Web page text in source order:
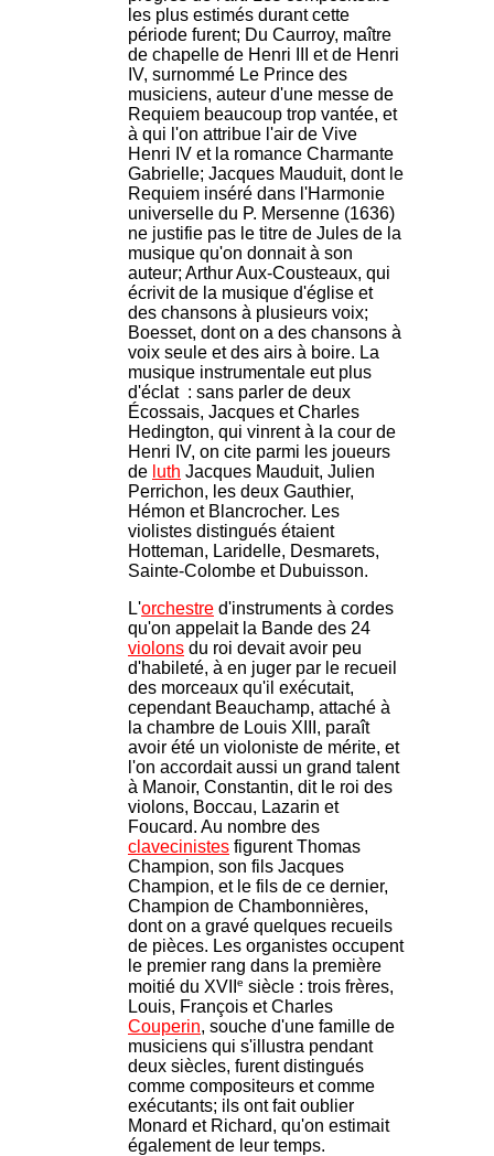
les plus estimés durant cette
période furent; Du Caurroy, maître
de chapelle de Henri III et de Henri
IV, surnommé Le Prince des
musiciens, auteur d'une messe de
Requiem beaucoup trop vantée, et
à qui l'on attribue l'air de Vive
Henri IV et la romance Charmante
Gabrielle; Jacques Mauduit, dont le
Requiem inséré dans l'Harmonie
universelle du P. Mersenne (1636)
ne justifie pas le titre de Jules de la
musique qu'on donnait à son
auteur; Arthur Aux-Cousteaux, qui
écrivit de la musique d'église et
des chansons à plusieurs voix;
Boesset, dont on a des chansons à
voix seule et des airs à boire. La
musique instrumentale eut plus
d'éclat : sans parler de deux
Écossais, Jacques et Charles
Hedington, qui vinrent à la cour de
Henri IV, on cite parmi les joueurs
de luth Jacques Mauduit, Julien
Perrichon, les deux Gauthier,
Hémon et Blancrocher. Les
violistes distingués étaient
Hotteman, Laridelle, Desmarets,
Sainte-Colombe et Dubuisson.
L'orchestre d'instruments à cordes
qu'on appelait la Bande des 24
violons du roi devait avoir peu
d'habileté, à en juger par le recueil
des morceaux qu'il exécutait,
cependant Beauchamp, attaché à
la chambre de Louis XIII, paraît
avoir été un violoniste de mérite, et
l'on accordait aussi un grand talent
à Manoir, Constantin, dit le roi des
violons, Boccau, Lazarin et
Foucard. Au nombre des
clavecinistes figurent Thomas
Champion, son fils Jacques
Champion, et le fils de ce dernier,
Champion de Chambonnières,
dont on a gravé quelques recueils
de pièces. Les organistes occupent
le premier rang dans la première
moitié du XVII
e siècle : trois frères,
Louis, François et Charles
Couperin, souche d'une famille de
musiciens qui s'illustra pendant
deux siècles, furent distingués
comme compositeurs et comme
exécutants; ils ont fait oublier
Monard et Richard, qu'on estimait
également de leur temps.